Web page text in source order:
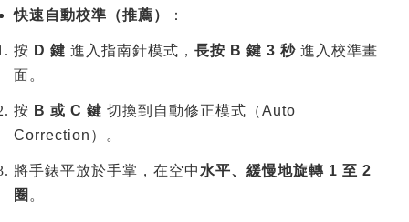
快速自動校準（推薦） ：
按 D 鍵 進入指南針模式， 長按 B 鍵 3 秒 進入校準畫
面。
按 B 或 C 鍵 切換到自動修正模式（Auto
Correction）。
將手錶平放於手掌，在空中 水平、緩慢地旋轉 1 至 2
圈 。